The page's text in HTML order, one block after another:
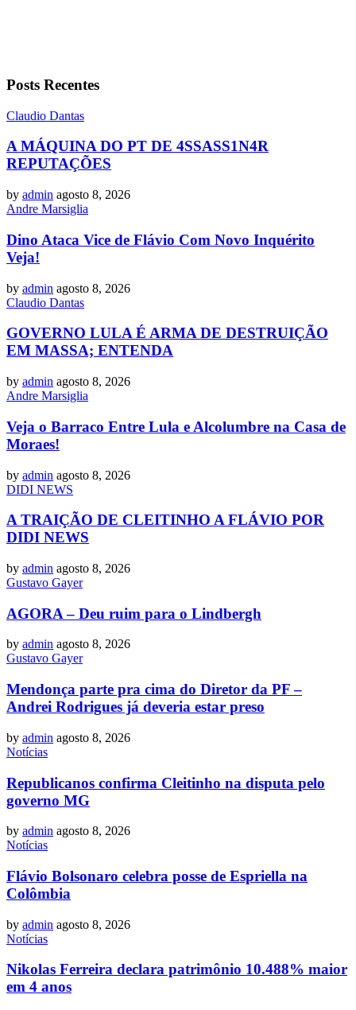
Posts Recentes
Claudio Dantas
A MÁQUINA DO PT DE 4SSASS1N4R
REPUTAÇÕES
by admin agosto 8, 2026
Andre Marsiglia
Dino Ataca Vice de Flávio Com Novo Inquérito
Veja!
by admin agosto 8, 2026
Claudio Dantas
GOVERNO LULA É ARMA DE DESTRUIÇÃO
EM MASSA; ENTENDA
by admin agosto 8, 2026
Andre Marsiglia
Veja o Barraco Entre Lula e Alcolumbre na Casa de
Moraes!
by admin agosto 8, 2026
DIDI NEWS
A TRAIÇÃO DE CLEITINHO A FLÁVIO POR
DIDI NEWS
by admin agosto 8, 2026
Gustavo Gayer
AGORA – Deu ruim para o Lindbergh
by admin agosto 8, 2026
Gustavo Gayer
Mendonça parte pra cima do Diretor da PF –
Andrei Rodrigues já deveria estar preso
by admin agosto 8, 2026
Notícias
Republicanos confirma Cleitinho na disputa pelo
governo MG
by admin agosto 8, 2026
Notícias
Flávio Bolsonaro celebra posse de Espriella na
Colômbia
by admin agosto 8, 2026
Notícias
Nikolas Ferreira declara patrimônio 10.488% maior
em 4 anos